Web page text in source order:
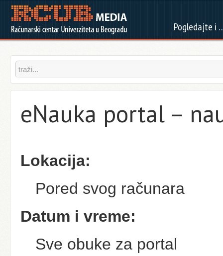
Pogledajte i
eNauka portal –
Lokacija:
Pored svog računara
Datum i vreme:
Sve obuke za portal